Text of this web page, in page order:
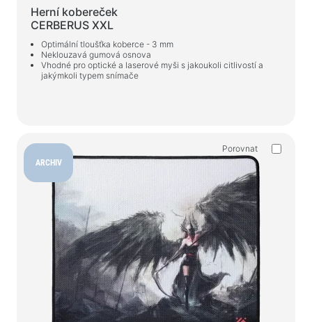
Herní kobereček
CERBERUS XXL
Optimální tloušťka koberce - 3 mm
Neklouzavá gumová osnova
Vhodné pro optické a laserové myši s jakoukoli citlivostí a
jakýmkoli typem snímače
ARCHIV
Porovnat